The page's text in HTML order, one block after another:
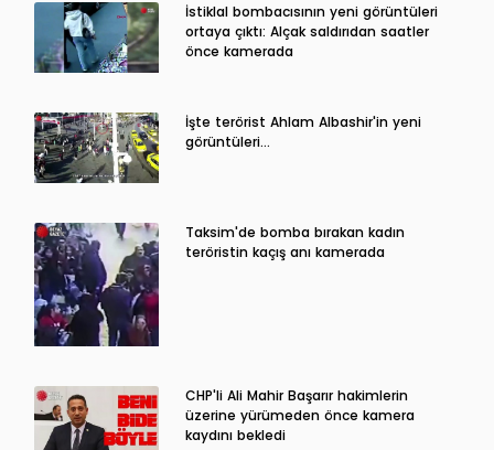
İstiklal bombacısının yeni görüntüleri
ortaya çıktı: Alçak saldırıdan saatler
önce kamerada
İşte terörist Ahlam Albashir'in yeni
görüntüleri…
Taksim'de bomba bırakan kadın
teröristin kaçış anı kamerada
CHP'li Ali Mahir Başarır hakimlerin
üzerine yürümeden önce kamera
kaydını bekledi